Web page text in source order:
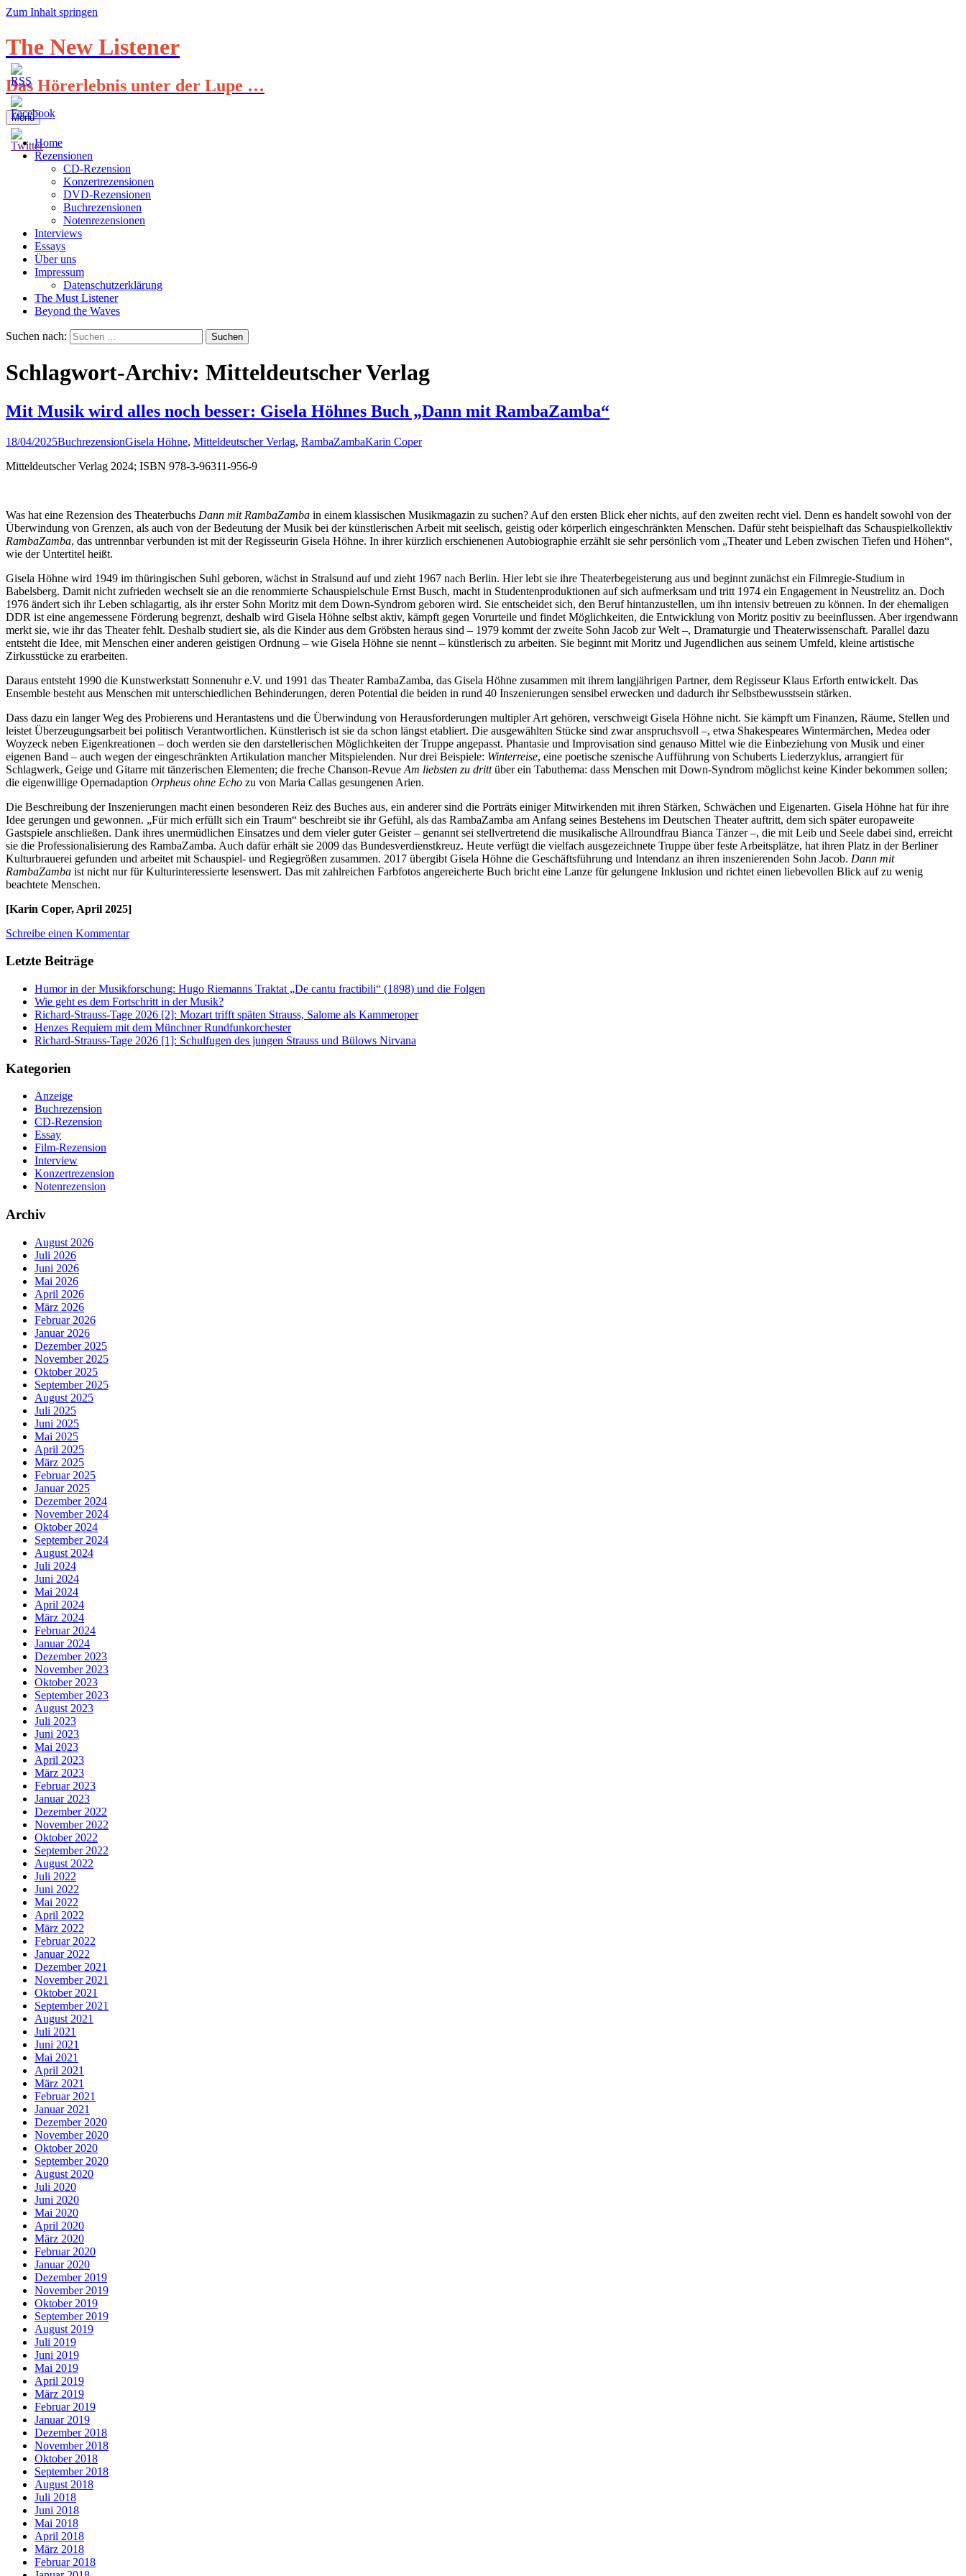
Zum Inhalt springen
The New Listener
Das Hörerlebnis unter der Lupe …
Menü
Home
Rezensionen
CD-Rezension
Konzertrezensionen
DVD-Rezensionen
Buchrezensionen
Notenrezensionen
Interviews
Essays
Über uns
Impressum
Datenschutzerklärung
The Must Listener
Beyond the Waves
Suchen nach:
Schlagwort-Archiv: Mitteldeutscher Verlag
Mit Musik wird alles noch besser: Gisela Höhnes Buch „Dann mit RambaZamba“
18/04/2025BuchrezensionGisela Höhne, Mitteldeutscher Verlag, RambaZambaKarin Coper
Mitteldeutscher Verlag 2024; ISBN 978-3-96311-956-9
Was hat eine Rezension des Theaterbuchs Dann mit RambaZamba in einem klassischen Musikmagazin zu suchen? Auf den ersten Blick eher nichts, auf den zweiten recht viel. Denn es handelt sowohl von der
Überwindung von Grenzen, als auch von der Bedeutung der Musik bei der künstlerischen Arbeit mit seelisch, geistig oder körperlich eingeschränkten Menschen. Dafür steht beispielhaft das Schauspielkollektiv
RambaZamba, das untrennbar verbunden ist mit der Regisseurin Gisela Höhne. In ihrer kürzlich erschienenen Autobiographie erzählt sie sehr persönlich vom „Theater und Leben zwischen Tiefen und Höhen“,
wie der Untertitel heißt.
Gisela Höhne wird 1949 im thüringischen Suhl geboren, wächst in Stralsund auf und zieht 1967 nach Berlin. Hier lebt sie ihre Theaterbegeisterung aus und beginnt zunächst ein Filmregie-Studium in
Babelsberg. Damit nicht zufrieden wechselt sie an die renommierte Schauspielschule Ernst Busch, macht in Studentenproduktionen auf sich aufmerksam und tritt 1974 ein Engagement in Neustrelitz an. Doch
1976 ändert sich ihr Leben schlagartig, als ihr erster Sohn Moritz mit dem Down-Syndrom geboren wird. Sie entscheidet sich, den Beruf hintanzustellen, um ihn intensiv betreuen zu können. In der ehemaligen
DDR ist eine angemessene Förderung begrenzt, deshalb wird Gisela Höhne selbst aktiv, kämpft gegen Vorurteile und findet Möglichkeiten, die Entwicklung von Moritz positiv zu beeinflussen. Aber irgendwann
merkt sie, wie ihr das Theater fehlt. Deshalb studiert sie, als die Kinder aus dem Gröbsten heraus sind – 1979 kommt der zweite Sohn Jacob zur Welt –, Dramaturgie und Theaterwissenschaft. Parallel dazu
entsteht die Idee, mit Menschen einer anderen geistigen Ordnung – wie Gisela Höhne sie nennt – künstlerisch zu arbeiten. Sie beginnt mit Moritz und Jugendlichen aus seinem Umfeld, kleine artistische
Zirkusstücke zu erarbeiten.
Daraus entsteht 1990 die Kunstwerkstatt Sonnenuhr e.V. und 1991 das Theater RambaZamba, das Gisela Höhne zusammen mit ihrem langjährigen Partner, dem Regisseur Klaus Erforth entwickelt. Das
Ensemble besteht aus Menschen mit unterschiedlichen Behinderungen, deren Potential die beiden in rund 40 Inszenierungen sensibel erwecken und dadurch ihr Selbstbewusstsein stärken.
Dass dazu ein langer Weg des Probierens und Herantastens und die Überwindung von Herausforderungen multipler Art gehören, verschweigt Gisela Höhne nicht. Sie kämpft um Finanzen, Räume, Stellen und
leistet Überzeugungsarbeit bei politisch Verantwortlichen. Künstlerisch ist sie da schon längst etabliert. Die ausgewählten Stücke sind zwar anspruchsvoll –, etwa Shakespeares Wintermärchen, Medea oder
Woyzeck neben Eigenkreationen – doch werden sie den darstellerischen Möglichkeiten der Truppe angepasst. Phantasie und Improvisation sind genauso Mittel wie die Einbeziehung von Musik und einer
eigenen Band – auch wegen der eingeschränkten Artikulation mancher Mitspielenden. Nur drei Beispiele: Winterreise, eine poetische szenische Aufführung von Schuberts Liederzyklus, arrangiert für
Schlagwerk, Geige und Gitarre mit tänzerischen Elementen; die freche Chanson-Revue Am liebsten zu drittüber ein Tabuthema: dass Menschen mit Down-Syndrom möglichst keine Kinder bekommen sollen;
die eigenwillige Opernadaption Orpheus ohne Echo zu von Maria Callas gesungenen Arien.
Die Beschreibung der Inszenierungen macht einen besonderen Reiz des Buches aus, ein anderer sind die Porträts einiger Mitwirkenden mit ihren Stärken, Schwächen und Eigenarten. Gisela Höhne hat für ihre
Idee gerungen und gewonnen. „Für mich erfüllt sich ein Traum“ beschreibt sie ihr Gefühl, als das RambaZamba am Anfang seines Bestehens im Deutschen Theater auftritt, dem sich später europaweite
Gastspiele anschließen. Dank ihres unermüdlichen Einsatzes und dem vieler guter Geister – genannt sei stellvertretend die musikalische Allroundfrau Bianca Tänzer –, die mit Leib und Seele dabei sind, erreicht
sie die Professionalisierung des RambaZamba. Auch dafür erhält sie 2009 das Bundesverdienstkreuz. Heute verfügt die vielfach ausgezeichnete Truppe über feste Arbeitsplätze, hat ihren Platz in der Berliner
Kulturbrauerei gefunden und arbeitet mit Schauspiel- und Regiegrößen zusammen. 2017 übergibt Gisela Höhne die Geschäftsführung und Intendanz an ihren inszenierenden Sohn Jacob. Dann mit
RambaZamba ist nicht nur für Kulturinteressierte lesenswert. Das mit zahlreichen Farbfotos angereicherte Buch bricht eine Lanze für gelungene Inklusion und richtet einen liebevollen Blick auf zu wenig
beachtete Menschen.
[Karin Coper, April 2025]
Schreibe einen Kommentar
Letzte Beiträge
Humor in der Musikforschung: Hugo Riemanns Traktat „De cantu fractibili“ (1898) und die Folgen
Wie geht es dem Fortschritt in der Musik?
Richard-Strauss-Tage 2026 [2]: Mozart trifft späten Strauss, Salome als Kammeroper
Henzes Requiem mit dem Münchner Rundfunkorchester
Richard-Strauss-Tage 2026 [1]: Schulfugen des jungen Strauss und Bülows Nirvana
Kategorien
Anzeige
Buchrezension
CD-Rezension
Essay
Film-Rezension
Interview
Konzertrezension
Notenrezension
Archiv
August 2026
Juli 2026
Juni 2026
Mai 2026
April 2026
März 2026
Februar 2026
Januar 2026
Dezember 2025
November 2025
Oktober 2025
September 2025
August 2025
Juli 2025
Juni 2025
Mai 2025
April 2025
März 2025
Februar 2025
Januar 2025
Dezember 2024
November 2024
Oktober 2024
September 2024
August 2024
Juli 2024
Juni 2024
Mai 2024
April 2024
März 2024
Februar 2024
Januar 2024
Dezember 2023
November 2023
Oktober 2023
September 2023
August 2023
Juli 2023
Juni 2023
Mai 2023
April 2023
März 2023
Februar 2023
Januar 2023
Dezember 2022
November 2022
Oktober 2022
September 2022
August 2022
Juli 2022
Juni 2022
Mai 2022
April 2022
März 2022
Februar 2022
Januar 2022
Dezember 2021
November 2021
Oktober 2021
September 2021
August 2021
Juli 2021
Juni 2021
Mai 2021
April 2021
März 2021
Februar 2021
Januar 2021
Dezember 2020
November 2020
Oktober 2020
September 2020
August 2020
Juli 2020
Juni 2020
Mai 2020
April 2020
März 2020
Februar 2020
Januar 2020
Dezember 2019
November 2019
Oktober 2019
September 2019
August 2019
Juli 2019
Juni 2019
Mai 2019
April 2019
März 2019
Februar 2019
Januar 2019
Dezember 2018
November 2018
Oktober 2018
September 2018
August 2018
Juli 2018
Juni 2018
Mai 2018
April 2018
März 2018
Februar 2018